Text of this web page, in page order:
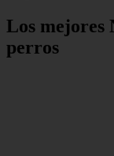
Los mejores
perros